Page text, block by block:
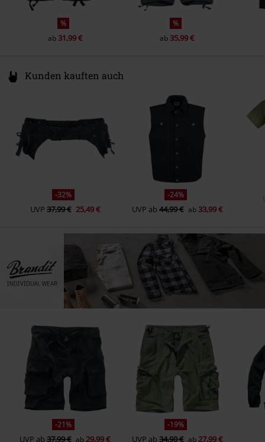
%
ab31,99 €
%
ab35,99 €
Kunden kauften auch
-32%
UVP 37,99 € 25,49 €
-24%
UVP ab44,99 € ab33,99 €
-21%
UVP ab37,99 € ab 29,99 €
-19%
UVP ab34,90 € ab 27,99 €